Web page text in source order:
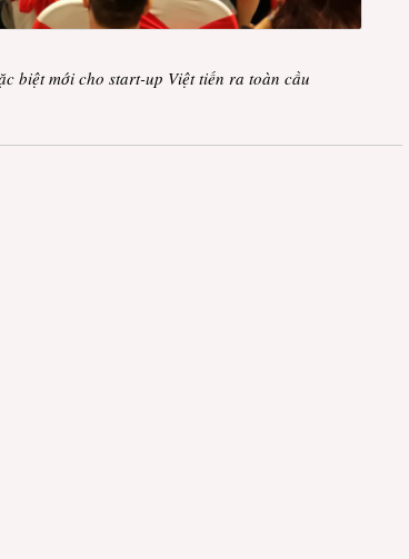
biệt mới cho start-up Việt tiến ra toàn cầu